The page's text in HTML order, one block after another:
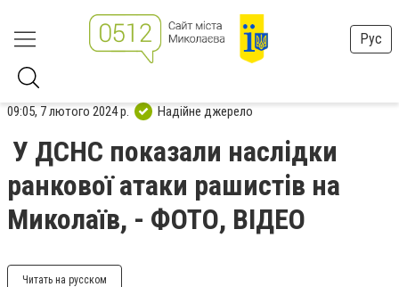
Рус
09:05, 7 лютого 2024 р. Надійне джерело
У ДСНС показали наслідки
ранкової атаки рашистів на
Миколаїв, - ФОТО, ВІДЕО
Читать на русском